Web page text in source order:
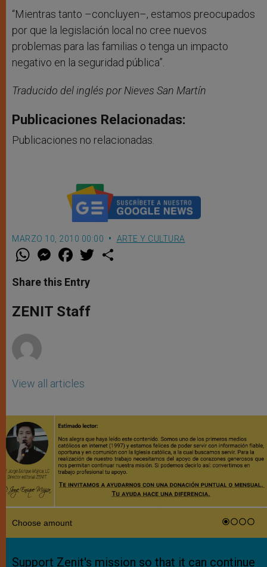
“Mientras tanto –concluyen–, estamos preocupados
por que la legislación local no cree nuevos
problemas para las familias o tenga un impacto
negativo en la seguridad pública”.
Traducido del inglés por Nieves San Martín
Publicaciones Relacionadas:
Publicaciones no relacionadas.
MARZO 10, 2010 00:00 ARTE Y CULTURA
W
t
s
p
p
M
e
s
e
g
e
F
a
e
b
o
k
w
Share this Entry
ZENIT Staff
View all articles